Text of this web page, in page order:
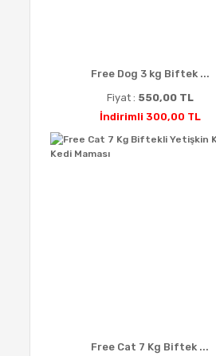
Free Dog 3 kg Biftek ...
Fiyat : 550,00 TL
İndirimli 300,00 TL
Free Cat 7 Kg Biftek ...